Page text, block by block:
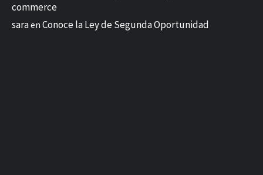
commerce
saraen Conoce la Ley de Segunda Oportunidad